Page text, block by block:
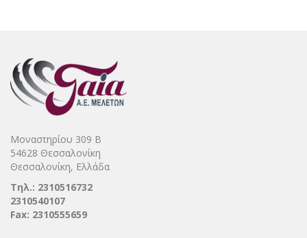
Μοναστηρίου 309 Β
54628 Θεσσαλονίκη
Θεσσαλονίκη, Ελλάδα
Τηλ.: 2310516732
2310540107
Fax: 2310555659